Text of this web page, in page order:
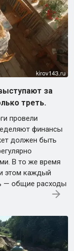
за
треть.
провели
финансы
должен быть
В то же время
этом каждый
— общие расходы